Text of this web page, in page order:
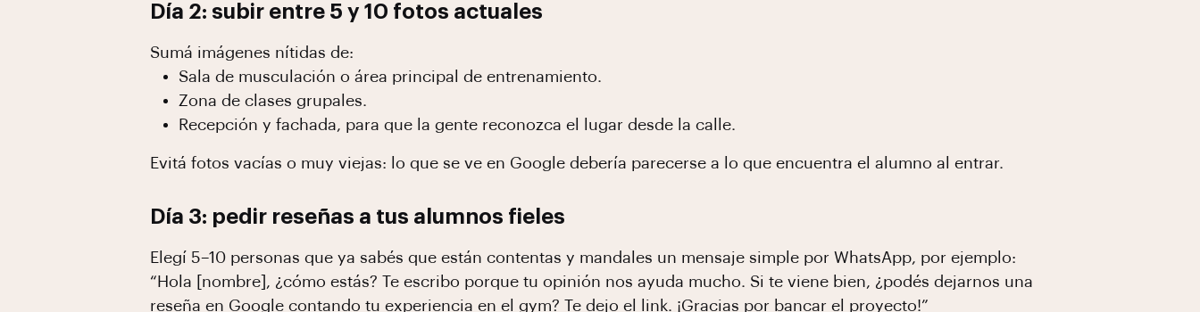
Día 2: subir entre 5 y 10 fotos actuales
Sumá imágenes nítidas de:
Sala de musculación o área principal de entrenamiento.
Zona de clases grupales.
Recepción y fachada, para que la gente reconozca el lugar desde la calle.
Evitá fotos vacías o muy viejas: lo que se ve en Google debería parecerse a lo que encuentra el alumno al entrar.
Día 3: pedir reseñas a tus alumnos fieles
Elegí 5–10 personas que ya sabés que están contentas y mandales un mensaje simple por WhatsApp, por ejemplo:
“Hola [nombre], ¿cómo estás? Te escribo porque tu opinión nos ayuda mucho. Si te viene bien, ¿podés dejarnos una
reseña en Google contando tu experiencia en el gym? Te dejo el link. ¡Gracias por bancar el proyecto!”